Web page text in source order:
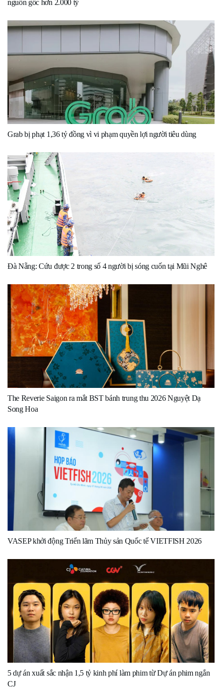
nguồn gốc hơn 2.000 tỷ
Grab bị phạt 1,36 tỷ đồng vì vi phạm quyền lợi người tiêu dùng
Đà Nẵng: Cứu được 2 trong số 4 người bị sóng cuốn tại Mũi Nghê
The Reverie Saigon ra mắt BST bánh trung thu 2026 Nguyệt Dạ
Song Hoa
VASEP khởi động Triển lãm Thủy sản Quốc tế VIETFISH 2026
5 dự án xuất sắc nhận 1,5 tỷ kinh phí làm phim từ Dự án phim ngắn
CJ